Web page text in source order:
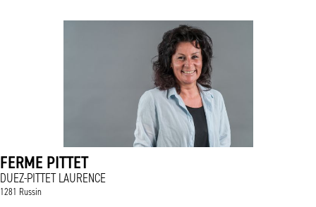
FERME PITTET
DUEZ-PITTET LAURENCE
1281 Russin